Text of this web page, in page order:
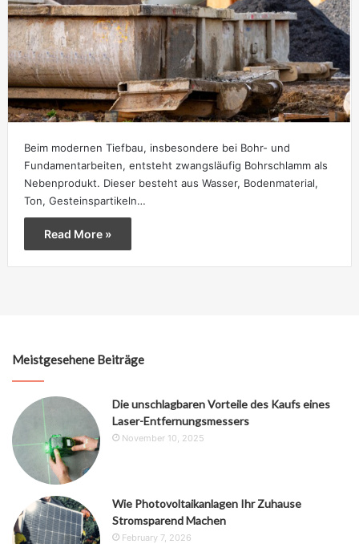
Beim modernen Tiefbau, insbesondere bei Bohr- und
Fundamentarbeiten, entsteht zwangsläufig Bohrschlamm als
Nebenprodukt. Dieser besteht aus Wasser, Bodenmaterial,
Ton, Gesteinspartikeln…
Read More »
Meistgesehene Beiträge
Die unschlagbaren Vorteile des Kaufs eines
Laser-Entfernungsmessers
November 10, 2025
Wie Photovoltaikanlagen Ihr Zuhause
Stromsparend Machen
February 7, 2026